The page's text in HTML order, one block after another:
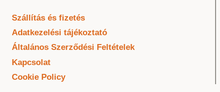
Szállítás és fizetés
Adatkezelési tájékoztató
Általános Szerződési Feltételek
Kapcsolat
Cookie Policy